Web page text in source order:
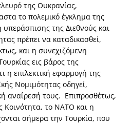
της Ουκρανίας,
το πολεμικό έγκλημα της
της Διεθνούς και
πρέπει να καταδικασθεί,
και η συνεχιζόμενη
εις βάρος της
η επιλεκτική εφαρμογή της
Νομιμότητας οδηγεί,
αναίρεσή τους. Επιπροσθέτως,
Κοινότητα, το ΝΑΤΟ και η
σήμερα την Τουρκία, που